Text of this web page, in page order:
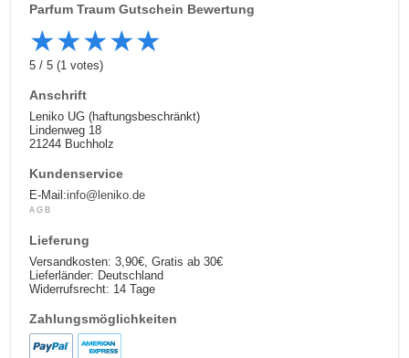
Parfum Traum Gutschein Bewertung
★★★★★
5/5 (1 votes)
Anschrift
Leniko UG (haftungsbeschränkt)
Lindenweg 18
21244 Buchholz
Kundenservice
E-Mail:info@leniko.de
AGB
Lieferung
Versandkosten: 3,90€, Gratis ab 30€
Lieferländer: Deutschland
Widerrufsrecht: 14 Tage
Zahlungsmöglichkeiten